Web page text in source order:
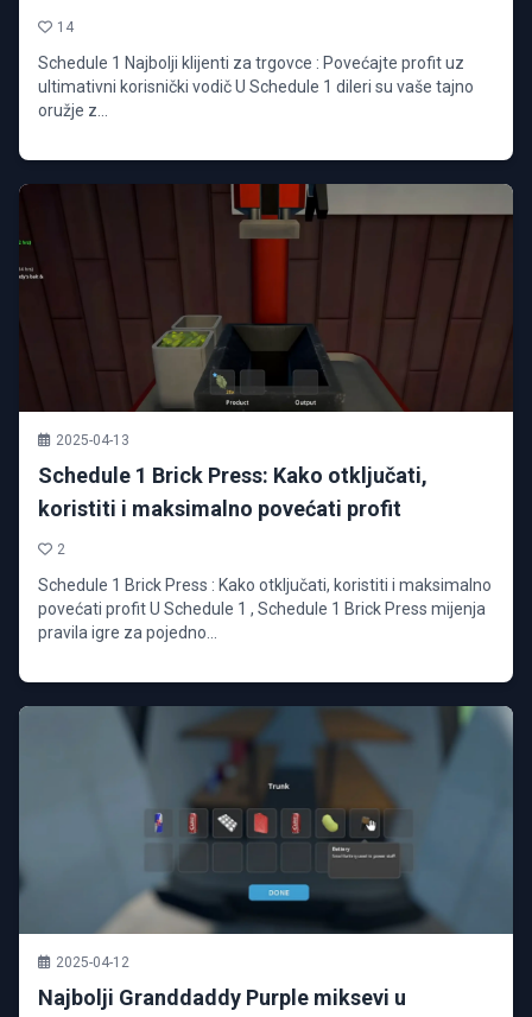
14
Schedule 1 Najbolji klijenti za trgovce : Povećajte profit uz
ultimativni korisnički vodič U Schedule 1 dileri su vaše tajno
oružje z...
2025-04-13
Schedule 1 Brick Press: Kako otključati,
koristiti i maksimalno povećati profit
2
Schedule 1 Brick Press : Kako otključati, koristiti i maksimalno
povećati profit U Schedule 1 , Schedule 1 Brick Press mijenja
pravila igre za pojedno...
2025-04-12
Najbolji Granddaddy Purple miksevi u